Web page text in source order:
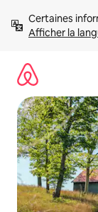
directement
Afficher la